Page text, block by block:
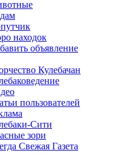
находок
объявление
Кулебачан
пользователей
Сити
зори
Свежая Газета